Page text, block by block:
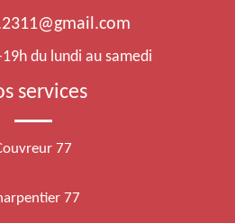
du lundi au samedi
services
77
77